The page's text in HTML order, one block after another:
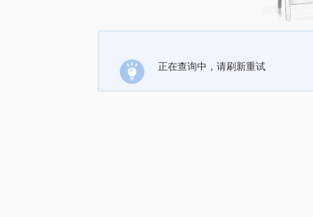
正在查询中，请刷新重试